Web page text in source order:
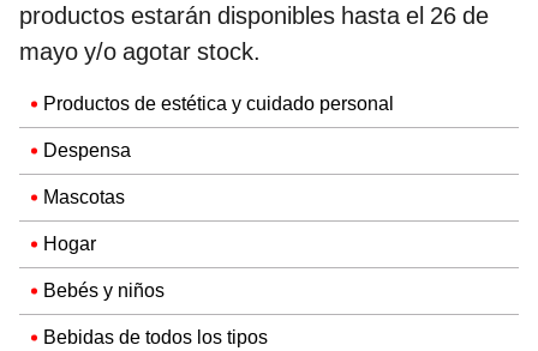
productos estarán disponibles hasta el 26 de
mayo y/o agotar stock.
Productos de estética y cuidado personal
Despensa
Mascotas
Hogar
Bebés y niños
Bebidas de todos los tipos